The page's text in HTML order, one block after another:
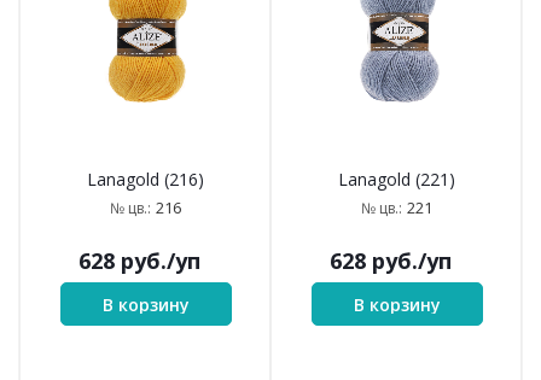
Lanagold (216)
№ цв.: 216
628 руб./уп
В корзину
Lanagold (221)
№ цв.: 221
628 руб./уп
В корзину